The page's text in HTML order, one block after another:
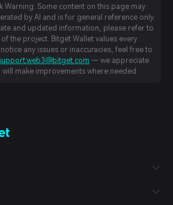
Warning: Some content on this page may
by AI and is for general reference only.
and updated information, please refer to
the project. Bitget Wallet values every
any issues or inaccuracies, feel free to
— we appreciate
make improvements where needed.